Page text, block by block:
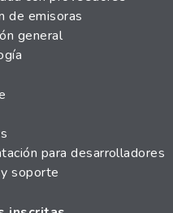
de emisoras
general
para desarrolladores
soporte